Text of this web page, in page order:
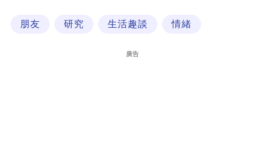
朋友 研究 生活趣談 情緒
廣告